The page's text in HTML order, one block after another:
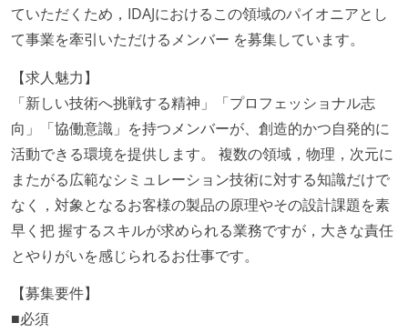
ていただくため，IDAJにおけるこの領域のパイオニアとし
て事業を牽引いただけるメンバー を募集しています。
【求人魅力】
「新しい技術へ挑戦する精神」「プロフェッショナル志
向」「協働意識」を持つメンバーが、創造的かつ自発的に
活動できる環境を提供します。 複数の領域，物理，次元に
またがる広範なシミュレーション技術に対する知識だけで
なく，対象となるお客様の製品の原理やその設計課題を素
早く把 握するスキルが求められる業務ですが，大きな責任
とやりがいを感じられるお仕事です。
【募集要件】
■必須